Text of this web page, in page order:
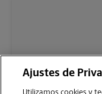
Ajustes de